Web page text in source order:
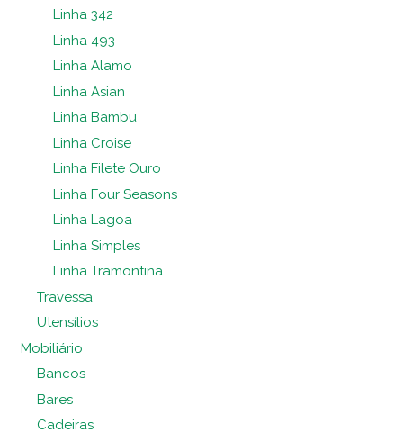
Linha 342
Linha 493
Linha Alamo
Linha Asian
Linha Bambu
Linha Croise
Linha Filete Ouro
Linha Four Seasons
Linha Lagoa
Linha Simples
Linha Tramontina
Travessa
Utensílios
Mobiliário
Bancos
Bares
Cadeiras